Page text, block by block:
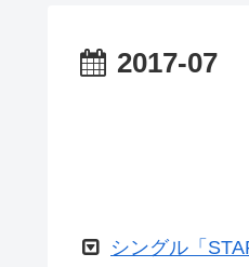
2017-07
シングル「